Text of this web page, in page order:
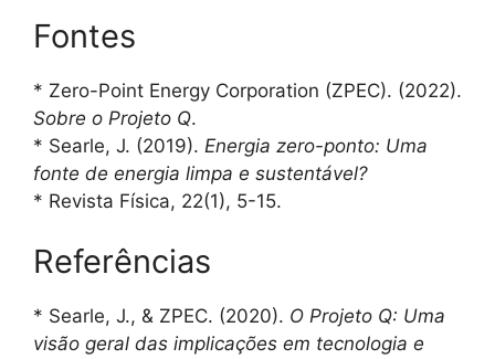
Fontes
* Zero-Point Energy Corporation (ZPEC). (2022).
Sobre o Projeto Q.
* Searle, J. (2019). Energia zero-ponto: Uma
fonte de energia limpa e sustentável?
* Revista Física, 22(1), 5-15.
Referências
* Searle, J., & ZPEC. (2020). O Projeto Q: Uma
visão geral das implicações em tecnologia e